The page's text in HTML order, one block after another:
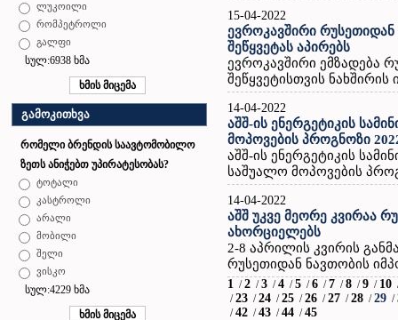
ლუკოილი
რომპეტროლი
გალფი
სულ:6938 ხმა
გამოკითხვა
რომელი ბრენდის საავტომობილო
ზეთს ანიჭებთ უპირატესობას?
ტოტალი
კასტროლი
არალი
მობილი
შელი
ვისკო
სულ:4229 ხმა
15-04-2022
ევროკავშირი
შეწყვეტას აპირებს
ევროკავშირი ემზადება
შეწყვეტისთვის ნახშირის
14-04-2022
აშშ-ის ენერგეტიკის
მოპოვების პროგნოზი
აშშ-ის ენერგეტიკის
საშუალო მოპოვების
14-04-2022
აშშ უკვე მეორე კვირაა
ახორციელებს
2-8 აპრილის კვირის
რუსეთიდან ნავთობის
1 / 2 / 3 / 4 / 5 / 6 / 7 / 8 / 9 / 10
/ 23 / 24 / 25 / 26 / 27 / 28 / 29 /
/ 42 / 43 / 44 / 45